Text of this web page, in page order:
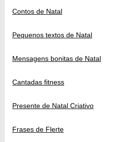
Contos de Natal
Pequenos textos de Natal
Mensagens bonitas de Natal
Cantadas fitness
Presente de Natal Criativo
Frases de Flerte